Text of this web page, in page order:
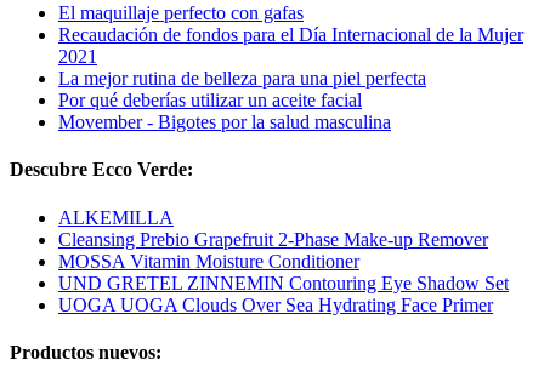
El maquillaje perfecto con gafas
Recaudación de fondos para el Día Internacional de la Mujer
2021
La mejor rutina de belleza para una piel perfecta
Por qué deberías utilizar un aceite facial
Movember - Bigotes por la salud masculina
Descubre Ecco Verde:
ALKEMILLA
Cleansing Prebio Grapefruit 2-Phase Make-up Remover
MOSSA Vitamin Moisture Conditioner
UND GRETEL ZINNEMIN Contouring Eye Shadow Set
UOGA UOGA Clouds Over Sea Hydrating Face Primer
Productos nuevos: